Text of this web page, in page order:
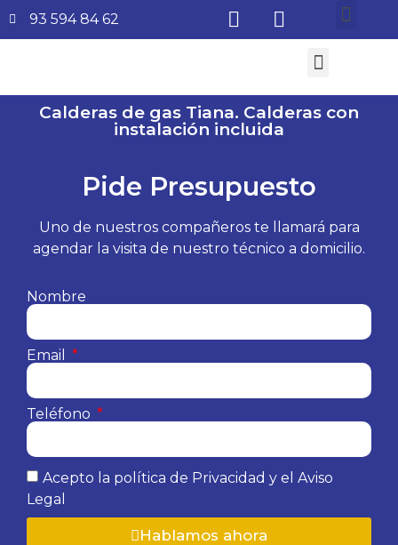
93 594 84 62
Calderas de gas Tiana. Calderas con
instalación incluida
Pide Presupuesto
Uno de nuestros compañeros te llamará para
agendar la visita de nuestro técnico a domicilio.
Nombre
Email
Teléfono
Acepto la política de Privacidad y el Aviso
Legal
Hablamos ahora